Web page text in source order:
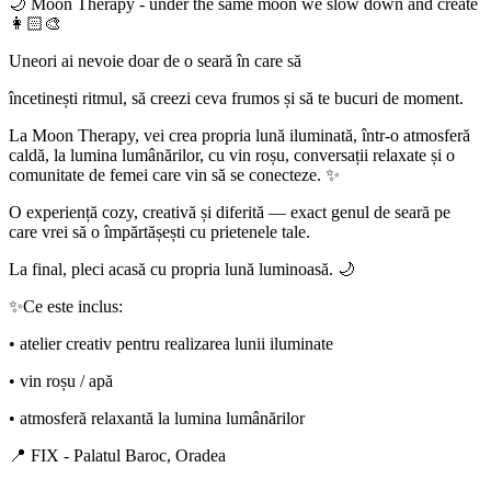
👩🏻‍🎨
Uneori ai nevoie doar de o seară în care să
încetinești ritmul, să creezi ceva frumos și să te bucuri de moment.
La Moon Therapy, vei crea propria lună iluminată, într-o atmosferă
caldă, la lumina lumânărilor, cu vin roșu, conversații relaxate și o
comunitate de femei care vin să se conecteze. ✨
O experiență cozy, creativă și diferită — exact genul de seară pe
care vrei să o împărtășești cu prietenele tale.
La final, pleci acasă cu propria lună luminoasă. 🌙
✨Ce este inclus:
• atelier creativ pentru realizarea lunii iluminate
• vin roșu / apă
• atmosferă relaxantă la lumina lumânărilor
📍 FIX - Palatul Baroc, Oradea